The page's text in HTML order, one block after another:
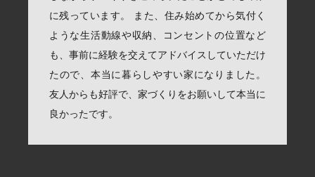
に残っています。 また、住み始めてから気付く
ような生活動線や収納、コンセントの位置など
も、事前に経験を交えてアドバイスしていただけ
たので、本当に暮らしやすい家になりました。
友人からも好評で、家づくりをお願いして本当に
良かったです。